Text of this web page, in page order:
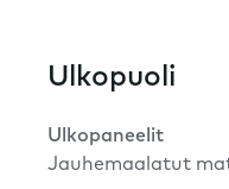
Ulkopuoli
Ulkopaneelit
Jauhemaalatut